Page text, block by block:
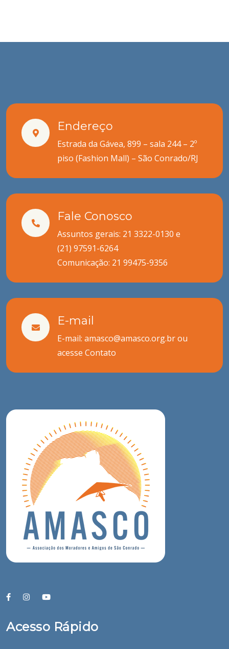
Endereço
Estrada da Gávea, 899 – sala 244 – 2º
piso (Fashion Mall) – São Conrado/RJ
Fale Conosco
Assuntos gerais: 21 3322-0130 e
(21) 97591-6264
Comunicação: 21 99475-9356
E-mail
E-mail: amasco@amasco.org.br ou
acesse Contato
Acesso Rápido